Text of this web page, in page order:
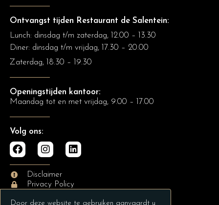
Ontvangst tijden Restaurant de Salentein:
Lunch: dinsdag t/m zaterdag, 12.00 – 13.30
Diner: dinsdag t/m vrijdag, 17.30 – 20.00
Zaterdag, 18.30 – 19.30
Openingstijden kantoor:
Maandag tot en met vrijdag, 9.00 – 17.00
Volg ons:
Disclaimer
Privacy Policy
Door deze website te gebruiken aanvaardt u